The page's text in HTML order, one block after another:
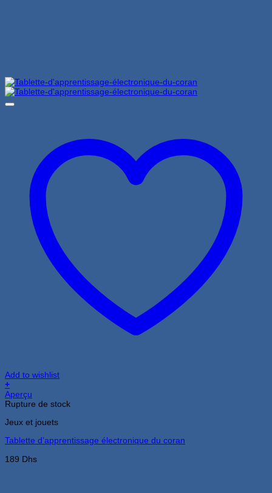
Add to wishlist
+
Aperçu
Rupture de stock
Jeux et jouets
Tablette d’apprentissage électronique du coran
189 Dhs